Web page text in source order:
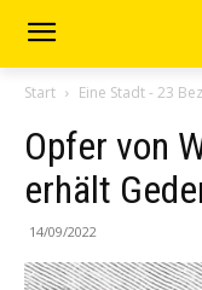
Start Eine Stadt - 23
Opfer von
erhält
14/09/2022